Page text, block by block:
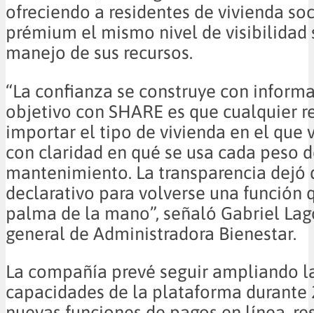
ofreciendo a residentes de vivienda
prémium el mismo nivel de visibilidad
manejo de sus recursos.
“La confianza se construye con
objetivo con SHARE es que cualquier
importar el tipo de vivienda en el que
con claridad en qué se usa cada peso
mantenimiento. La transparencia dejó
declarativo para volverse una función
palma de la mano”, señaló Gabriel
general de Administradora Bienestar.
La compañía prevé seguir ampliando
capacidades de la plataforma durante